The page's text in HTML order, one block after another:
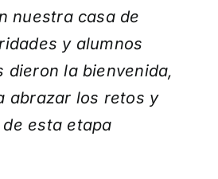
nuestra casa de
y alumnos
dieron la bienvenida,
abrazar los retos y
esta etapa